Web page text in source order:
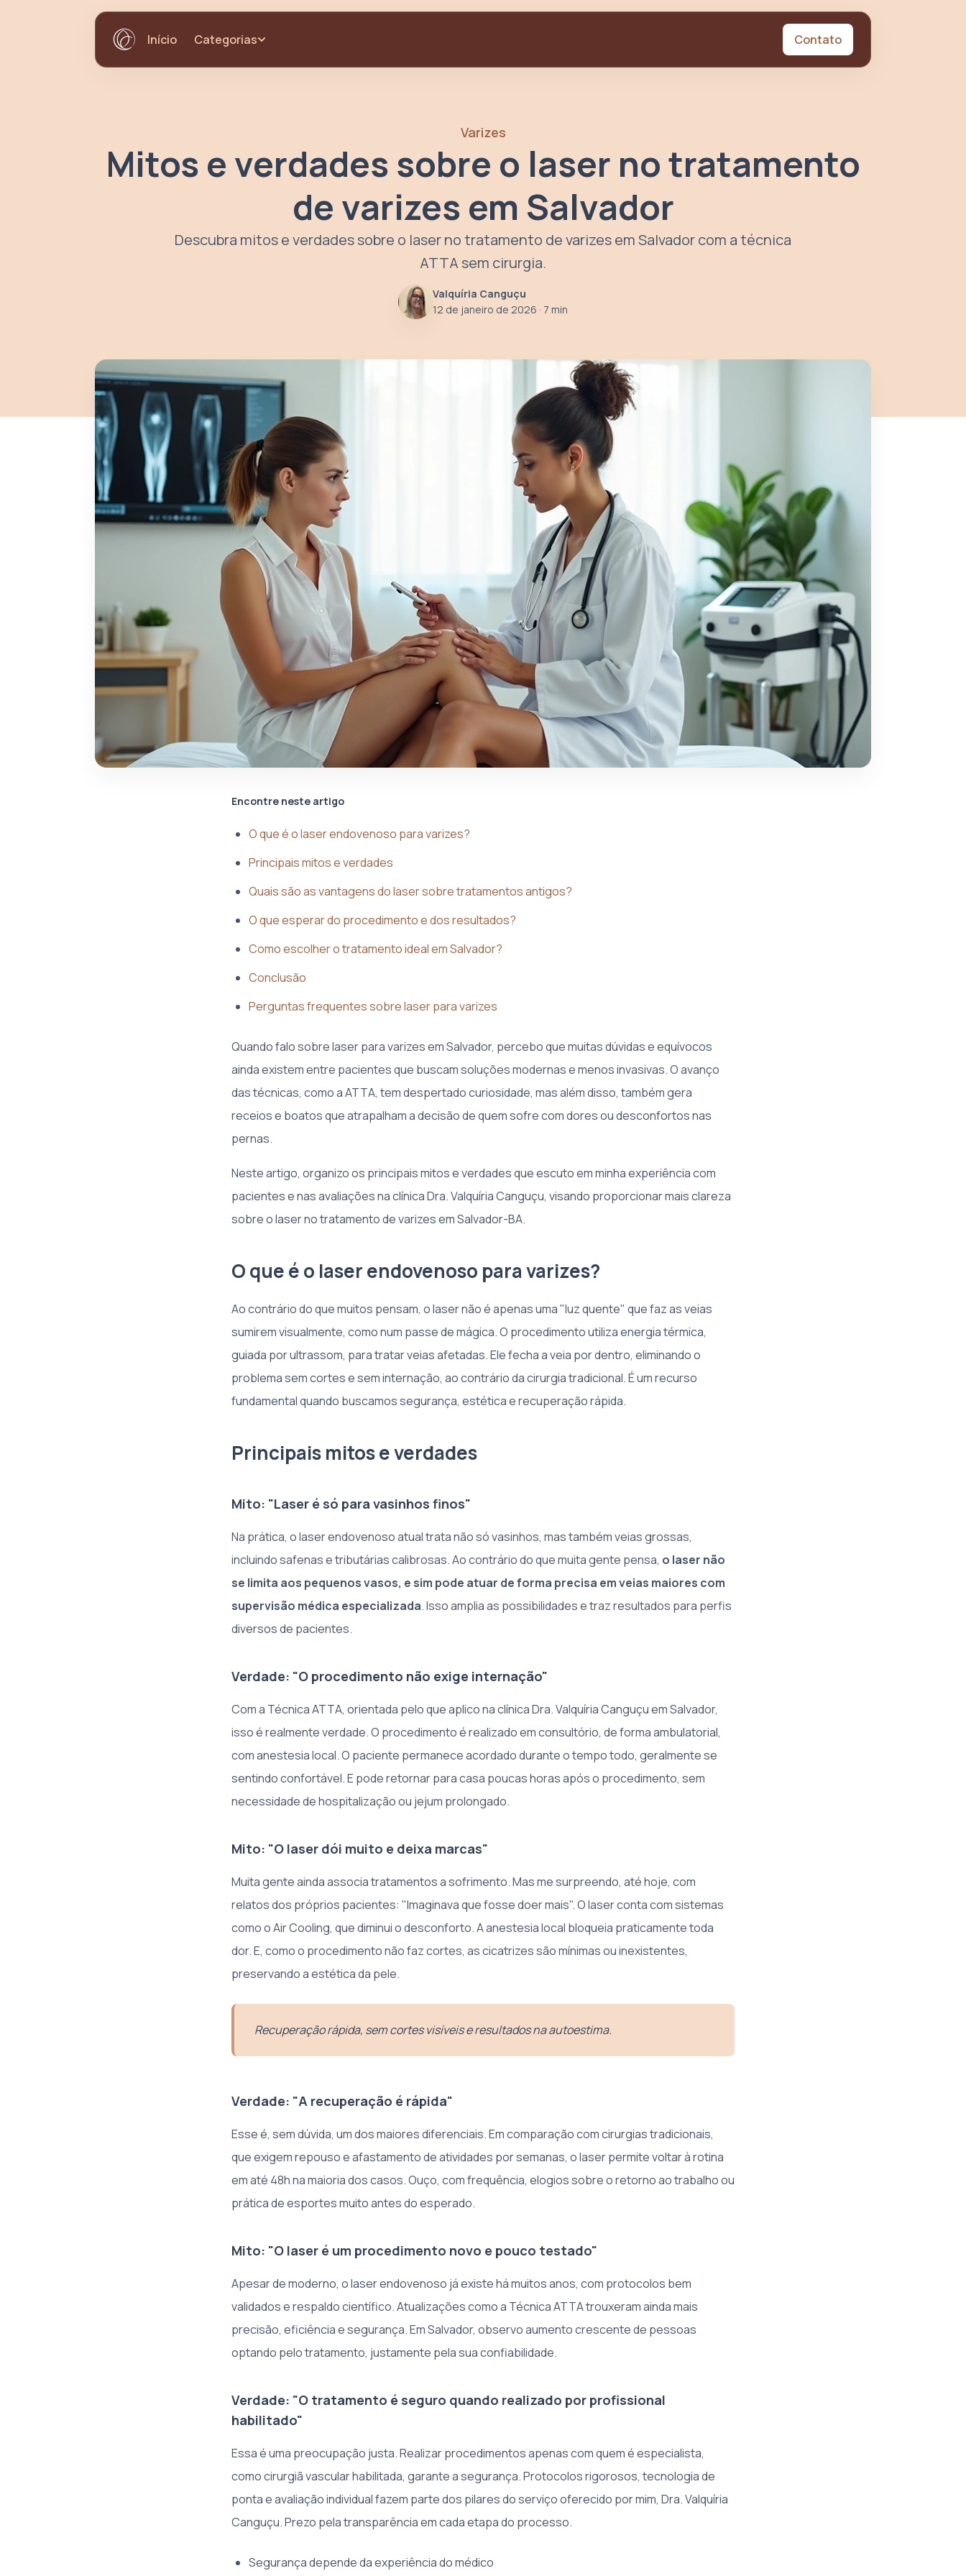
Início Categorias Contato
Varizes
Mitos e verdades sobre o laser no tratamento
de varizes em Salvador
Descubra mitos e verdades sobre o laser no tratamento de varizes em Salvador com a técnica
ATTA sem cirurgia.
Valquíria Canguçu
12 de janeiro de 2026 · 7 min
Encontre neste artigo
O que é o laser endovenoso para varizes?
Principais mitos e verdades
Quais são as vantagens do laser sobre tratamentos antigos?
O que esperar do procedimento e dos resultados?
Como escolher o tratamento ideal em Salvador?
Conclusão
Perguntas frequentes sobre laser para varizes
Quando falo sobre laser para varizes em Salvador, percebo que muitas dúvidas e equívocos
ainda existem entre pacientes que buscam soluções modernas e menos invasivas. O avanço
das técnicas, como a ATTA, tem despertado curiosidade, mas além disso, também gera
receios e boatos que atrapalham a decisão de quem sofre com dores ou desconfortos nas
pernas.
Neste artigo, organizo os principais mitos e verdades que escuto em minha experiência com
pacientes e nas avaliações na clínica Dra. Valquíria Canguçu, visando proporcionar mais clareza
sobre o laser no tratamento de varizes em Salvador-BA.
O que é o laser endovenoso para varizes?
Ao contrário do que muitos pensam, o laser não é apenas uma "luz quente" que faz as veias
sumirem visualmente, como num passe de mágica. O procedimento utiliza energia térmica,
guiada por ultrassom, para tratar veias afetadas. Ele fecha a veia por dentro, eliminando o
problema sem cortes e sem internação, ao contrário da cirurgia tradicional. É um recurso
fundamental quando buscamos segurança, estética e recuperação rápida.
Principais mitos e verdades
Mito: "Laser é só para vasinhos finos"
Na prática, o laser endovenoso atual trata não só vasinhos, mas também veias grossas,
incluindo safenas e tributárias calibrosas. Ao contrário do que muita gente pensa, o laser não
se limita aos pequenos vasos, e sim pode atuar de forma precisa em veias maiores com
supervisão médica especializada. Isso amplia as possibilidades e traz resultados para perfis
diversos de pacientes.
Verdade: "O procedimento não exige internação"
Com a Técnica ATTA, orientada pelo que aplico na clínica Dra. Valquíria Canguçu em Salvador,
isso é realmente verdade. O procedimento é realizado em consultório, de forma ambulatorial,
com anestesia local. O paciente permanece acordado durante o tempo todo, geralmente se
sentindo confortável. E pode retornar para casa poucas horas após o procedimento, sem
necessidade de hospitalização ou jejum prolongado.
Mito: "O laser dói muito e deixa marcas"
Muita gente ainda associa tratamentos a sofrimento. Mas me surpreendo, até hoje, com
relatos dos próprios pacientes: "Imaginava que fosse doer mais". O laser conta com sistemas
como o Air Cooling, que diminui o desconforto. A anestesia local bloqueia praticamente toda
dor. E, como o procedimento não faz cortes, as cicatrizes são mínimas ou inexistentes,
preservando a estética da pele.
Recuperação rápida, sem cortes visíveis e resultados na autoestima.
Verdade: "A recuperação é rápida"
Esse é, sem dúvida, um dos maiores diferenciais. Em comparação com cirurgias tradicionais,
que exigem repouso e afastamento de atividades por semanas, o laser permite voltar à rotina
em até 48h na maioria dos casos. Ouço, com frequência, elogios sobre o retorno ao trabalho ou
prática de esportes muito antes do esperado.
Mito: "O laser é um procedimento novo e pouco testado"
Apesar de moderno, o laser endovenoso já existe há muitos anos, com protocolos bem
validados e respaldo científico. Atualizações como a Técnica ATTA trouxeram ainda mais
precisão, eficiência e segurança. Em Salvador, observo aumento crescente de pessoas
optando pelo tratamento, justamente pela sua confiabilidade.
Verdade: "O tratamento é seguro quando realizado por profissional
habilitado"
Essa é uma preocupação justa. Realizar procedimentos apenas com quem é especialista,
como cirurgiã vascular habilitada, garante a segurança. Protocolos rigorosos, tecnologia de
ponta e avaliação individual fazem parte dos pilares do serviço oferecido por mim, Dra. Valquíria
Canguçu. Prezo pela transparência em cada etapa do processo.
Segurança depende da experiência do médico